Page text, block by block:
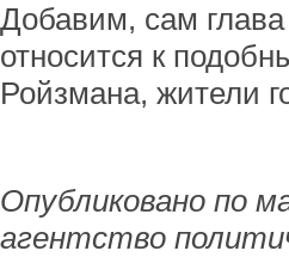
Добавим, сам глава
относится к
Ройзмана, жители
Опубликовано по
агентство